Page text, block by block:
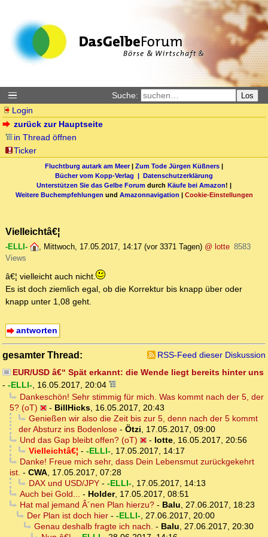
Suche: Los
Login
zurück zur Hauptseite
in Thread öffnen
Ticker
Fluchtburg autark am Meer| Zum Tode Jürgen Küßners |
Bücher vom Kopp-Verlag | Datenschutzerklärung
Unterstützen Sie das Gelbe Forum durch Käufe bei Amazon! |
Weitere Buchempfehlungen und Amazonnavigation | Cookie-Einstellungen
Vielleichtâ€¦
-ELLI- , Mittwoch, 17.05.2017, 14:17 (vor 3371 Tagen) @ lotte 8583
Views
â€¦ vielleicht auch nicht.
Es ist doch ziemlich egal, ob die Korrektur bis knapp über oder
knapp unter 1,08 geht.
antworten
gesamter Thread:
RSS-Feed dieser Diskussion
EUR/USD â€“ Spät erkannt: die Wende liegt bereits hinter uns
- -ELLI-, 16.05.2017, 20:04
Dankeschön! Sehr stimmig für mich. Was kommt nach der 5, der
5? (oT)
- BillHicks, 16.05.2017, 20:43
Genießen wir also die Zeit bis zur 5, denn nach der 5 kommt
der Absturz ins Bodenlose - Ötzi, 17.05.2017, 09:00
Und das Gap bleibt offen? (oT)
- lotte, 16.05.2017, 20:56
Vielleichtâ€¦ - -ELLI-, 17.05.2017, 14:17
Danke! Freue mich sehr, dass Dein Lebensmut zurückgekehrt
ist. - CWA, 17.05.2017, 07:28
DAX und USD/JPY- -ELLI-, 17.05.2017, 14:13
Auch bei Gold... - Holder, 17.05.2017, 08:51
Hat mal jemand Â´nen Plan hierzu?- Balu, 27.06.2017, 18:23
Der Plan ist doch hier- -ELLI-, 27.06.2017, 20:00
Genau deshalb fragte ich nach. - Balu, 27.06.2017, 20:30